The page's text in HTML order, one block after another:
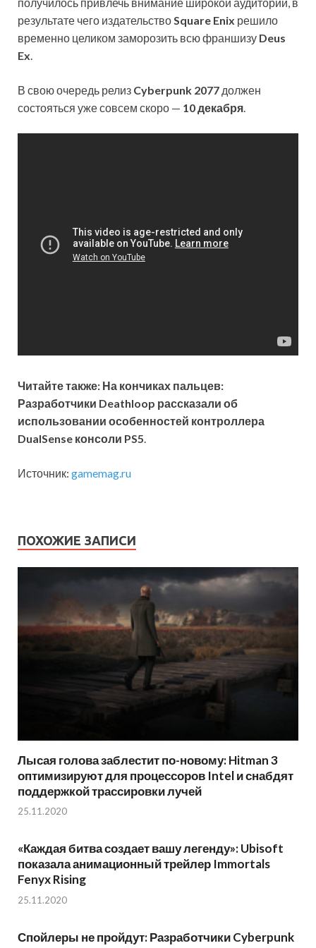
результате чего издательство Square Enix решило
временно целиком заморозить всю франшизу Deus
Ex
В свою очередь релиз Cyberpunk 2077 должен
состояться уже совсем скоро — 10 декабря
Читайте также: На кончиках пальцев:
Разработчики Deathloop рассказали об
использовании особенностей контроллера
DualSense консоли PS5
Источник: gamemag.ru
ПОХОЖИЕ ЗАПИСИ
Лысая голова заблестит по-новому: Hitman 3
оптимизируют для процессоров Intel и снабдят
поддержкой трассировки лучей
25.11.2020
«Каждая битва создает вашу легенду»: Ubisoft
показала анимационный трейлер Immortals
Fenyx Rising
25.11.2020
Спойлеры не пройдут: Разработчики Cyberpunk